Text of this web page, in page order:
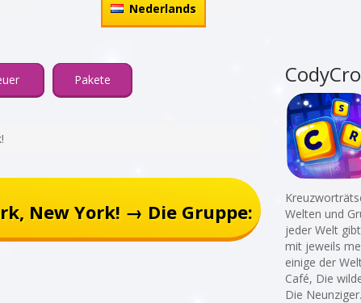
Nederlands
Pakete
New York! → Die Gruppe:
Welten und
jeder Welt
mit jeweils
einige der
Café, Die
Die Neunziger.